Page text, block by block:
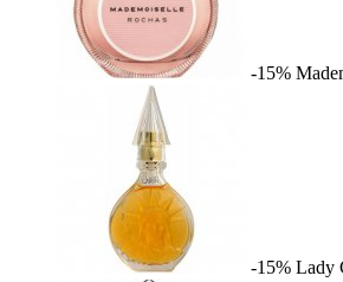
-15%
-15% Lady